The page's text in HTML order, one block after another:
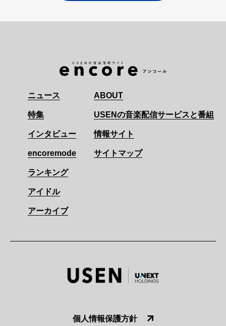
ニュース
特集
インタビュー
encoremode
ランキング
アイドル
アーカイブ
ABOUT
USENの音楽配信サービスと番組
情報サイト
サイトマップ
個人情報保護方針